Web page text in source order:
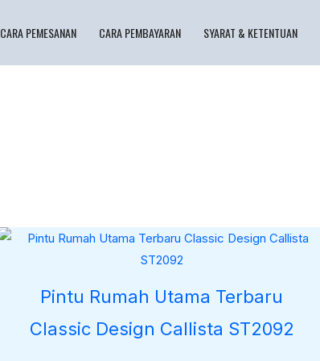
CARA PEMESANAN CARA PEMBAYARAN SYARAT & KETENTUAN
Pintu Rumah Utama Terbaru
Classic Design Callista ST2092